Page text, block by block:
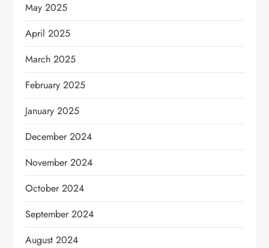
May 2025
April 2025
March 2025
February 2025
January 2025
December 2024
November 2024
October 2024
September 2024
August 2024